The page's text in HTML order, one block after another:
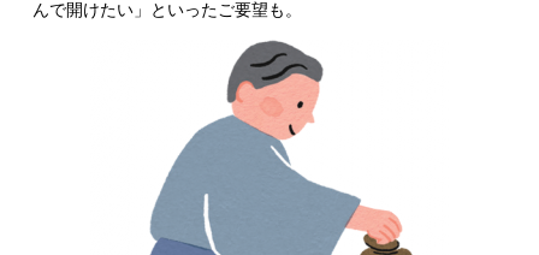
んで開けたい」といったご要望も。